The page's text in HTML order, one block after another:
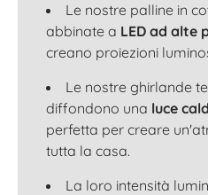
Le nostre palline in
abbinate a LED ad alte
creano proiezioni
Le nostre ghirlande
diffondono una luce
perfetta per creare
tutta la casa.
La loro intensità